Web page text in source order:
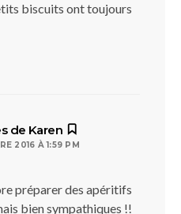
biscuits ont toujours
de Karen
2016 À 1:59 PM
préparer des apéritifs
bien sympathiques !!